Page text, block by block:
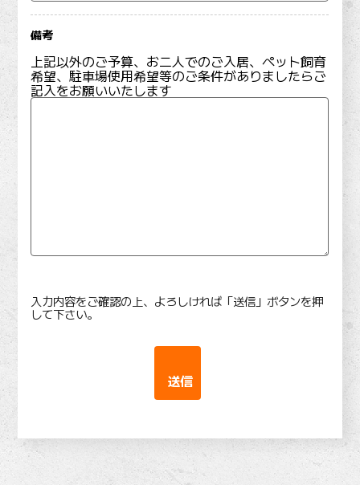
備考
上記以外のご予算、お二人でのご入居、ペット飼育
希望、駐車場使用希望等のご条件がありましたらご
記入をお願いいたします
入力内容をご確認の上、よろしければ「送信」ボタンを押
して下さい。